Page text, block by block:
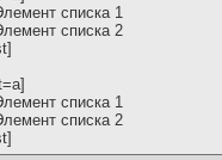
списка 1
списка 2
списка 1
списка 2